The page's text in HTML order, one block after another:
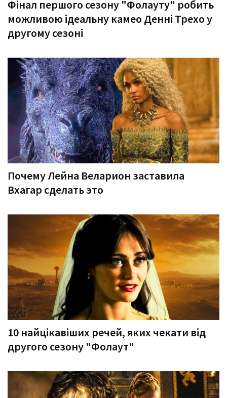
Фінал першого сезону "Фолауту" робить
можливою ідеальну камео Денні Трехо у
другому сезоні
Почему Лейна Веларион заставила
Вхагар сделать это
10 найцікавіших речей, яких чекати від
другого сезону "Фолаут"